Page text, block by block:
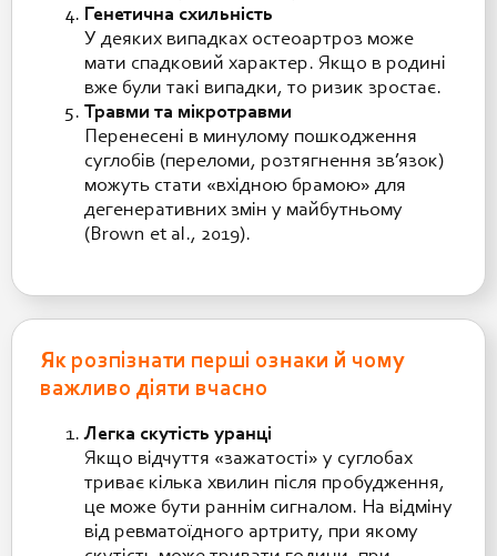
Генетична схильність
У деяких випадках остеоартроз може
мати спадковий характер. Якщо в родині
вже були такі випадки, то ризик зростає.
Травми та мікротравми
Перенесені в минулому пошкодження
суглобів (переломи, розтягнення зв’язок)
можуть стати «вхідною брамою» для
дегенеративних змін у майбутньому
(Brown et al., 2019).
Як розпізнати перші ознаки й чому
важливо діяти вчасно
Легка скутість уранці
Якщо відчуття «зажатості» у суглобах
триває кілька хвилин після пробудження,
це може бути раннім сигналом. На відміну
від ревматоїдного артриту, при якому